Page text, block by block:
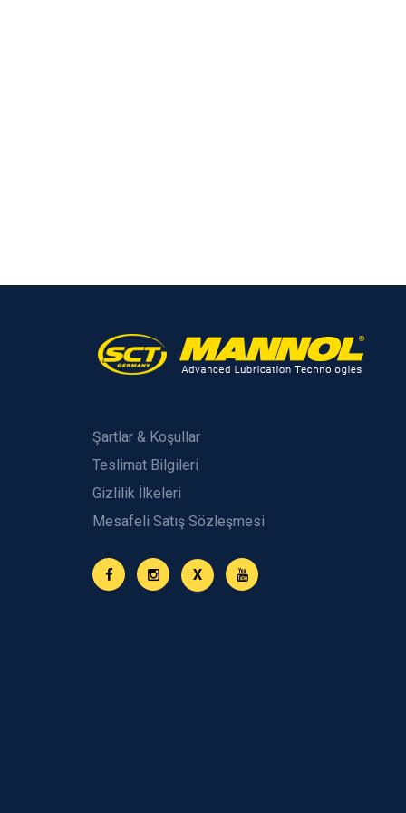
Şartlar & Koşullar
Teslimat Bilgileri
Gizlilik İlkeleri
Mesafeli Satış Sözleşmesi
X